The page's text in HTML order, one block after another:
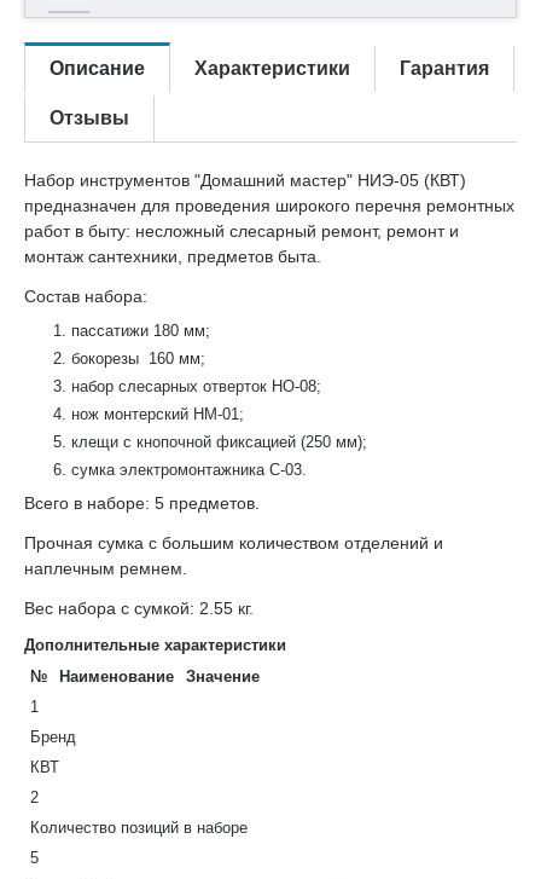
Описание Характеристики Гарантия
Отзывы
Набор инструментов "Домашний мастер" НИЭ-05 (КВТ)
предназначен для проведения широкого перечня ремонтных
работ в быту: несложный слесарный ремонт, ремонт и
монтаж сантехники, предметов быта.
Состав набора:
пассатижи 180 мм;
бокорезы 160 мм;
набор слесарных отверток НО-08;
нож монтерский НМ-01;
клещи с кнопочной фиксацией (250 мм);
сумка электромонтажника С-03.
Всего в наборе: 5 предметов.
Прочная сумка с большим количеством отделений и
наплечным ремнем.
Вес набора с сумкой: 2.55 кг.
Дополнительные характеристики
№
Наименование
Значение
1
Бренд
КВТ
2
Количество позиций в наборе
5